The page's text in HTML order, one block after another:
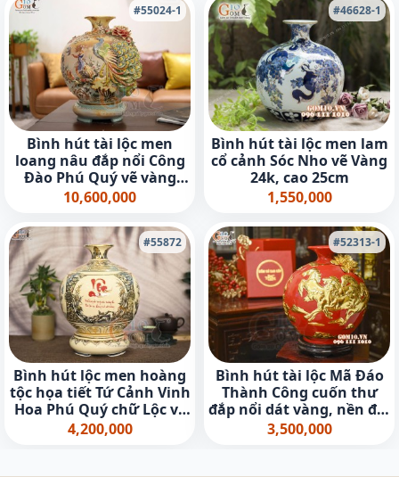
#55024-1
Bình hút tài lộc men
loang nâu đắp nổi Công
Đào Phú Quý vẽ vàng
24k, cao 30cm
10,600,000
#46628-1
Bình hút tài lộc men lam
cổ cảnh Sóc Nho vẽ Vàng
24k, cao 25cm
1,550,000
#55872
Bình hút lộc men hoàng
tộc họa tiết Tứ Cảnh Vinh
Hoa Phú Quý chữ Lộc vẽ
vàng 24k, cao 36cm (cả
4,200,000
#52313-1
Bình hút tài lộc Mã Đáo
Thành Công cuốn thư
đắp nổi dát vàng, nền đỏ,
cao 28cm
3,500,000